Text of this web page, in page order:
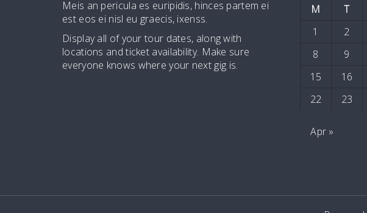
Meis an pericula es euripidis, hinces partem ei
est eos ei nisl eu graecis, ixenss.
Display all of your tour dates, along with
locations and ticket availability. Make sure
everyone knows where your next gig is.
M
T
1
2
8
9
15
16
22
23
Apr »